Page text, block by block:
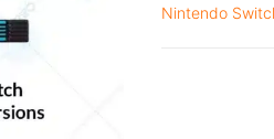
Nintendo